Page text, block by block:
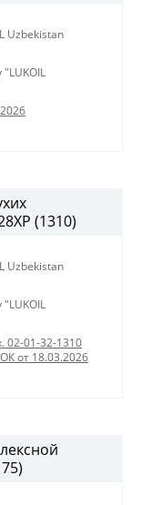
Uzbekistan
(1310)
Uzbekistan
02-01-32-1310
от 18.03.2026